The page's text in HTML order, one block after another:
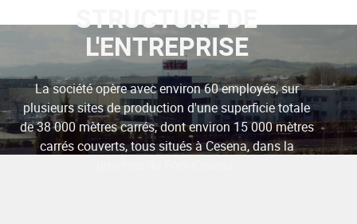
STRUCTURE DE
L'ENTREPRISE
La société opère avec environ 60 employés, sur
plusieurs sites de production d'une superficie totale
de 38 000 mètres carrés, dont environ 15 000 mètres
carrés couverts, tous situés à Cesena, dans la